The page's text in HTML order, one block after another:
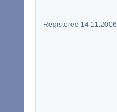
Registered 14.11.2006